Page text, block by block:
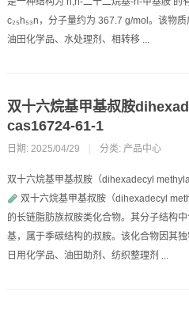
c₂₅h₅₃n，分子量约为 367.7 g/mol。该物
油田化学品、水处理剂、相转移 ...
双十六烷基甲基叔胺
cas16724-61-1
日期: 2025/04/29 分类: 产品中心
双十六烷基甲基叔胺（dihexadecyl
双十六烷基甲基叔胺（dihexadecyl
的长链脂肪族叔胺类化合物。其分子结构
基，属于季碳结构的叔胺。该化合物因其
日用化学品、油田助剂、纺织整理剂 ...